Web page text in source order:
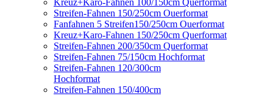
Kreuz+Karo-Fahnen 100/150cm Querformat
Streifen-Fahnen 150/250cm Ouerformat
Fanfahnen 5 Streifen150/250cm Ouerformat
Kreuz+Karo-Fahnen 150/250cm Querformat
Streifen-Fahnen 200/350cm Querformat
Streifen-Fahnen 75/150cm Hochformat
Streifen-Fahnen 120/300cm
Hochformat
Streifen-Fahnen 150/400cm